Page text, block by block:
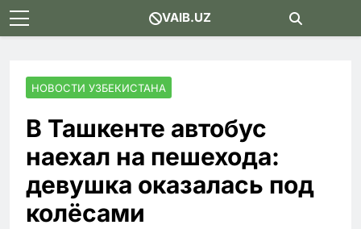
Skip
to
VAIB.UZ
НОВОСТИ УЗБЕКИСТАНА
В Ташкенте автобус
наехал на пешехода:
девушка оказалась под
колёсами